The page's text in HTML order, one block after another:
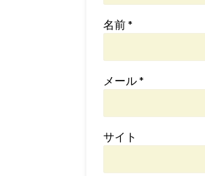
名前*
メール*
サイト